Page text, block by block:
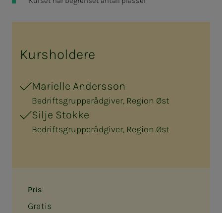
Pris
Gratis
Kursholdere
Marielle Andersson
Bedriftsgrupperådgiver, Region Øst
Silje Stokke
Bedriftsgrupperådgiver, Region Øst